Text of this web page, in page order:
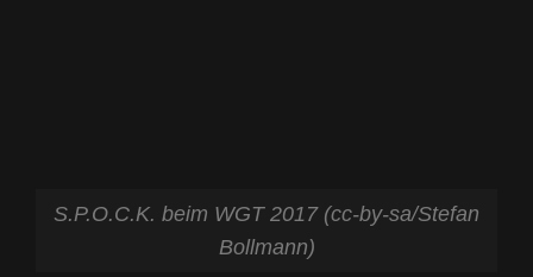
S.P.O.C.K. beim WGT 2017 (cc-by-sa/Stefan
Bollmann)